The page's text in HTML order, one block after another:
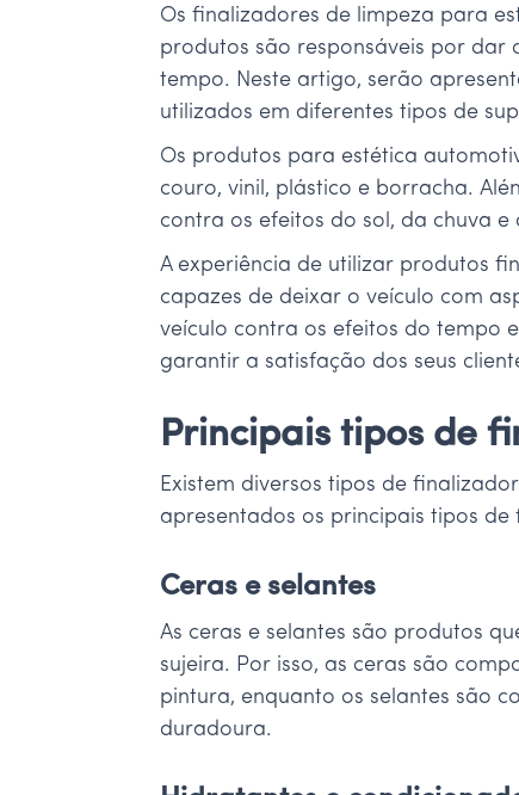
Os finalizadores de limpeza para
produtos são responsáveis por
tempo. Neste artigo, serão
utilizados em diferentes tipos de
Os produtos para estética
couro, vinil, plástico e borracha.
contra os efeitos do sol, da chuva e
A experiência de utilizar produtos
capazes de deixar o veículo com
veículo contra os efeitos do tempo
garantir a satisfação dos seus
Principais tipos de
Existem diversos tipos de
apresentados os principais tipos de
Ceras e selantes
As ceras e selantes são produtos
sujeira. Por isso, as ceras são
pintura, enquanto os selantes são
duradoura.